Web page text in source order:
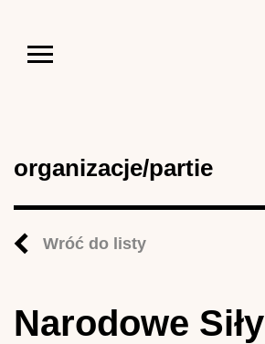
organizacje/partie
Wróć do listy
Narodowe Siły